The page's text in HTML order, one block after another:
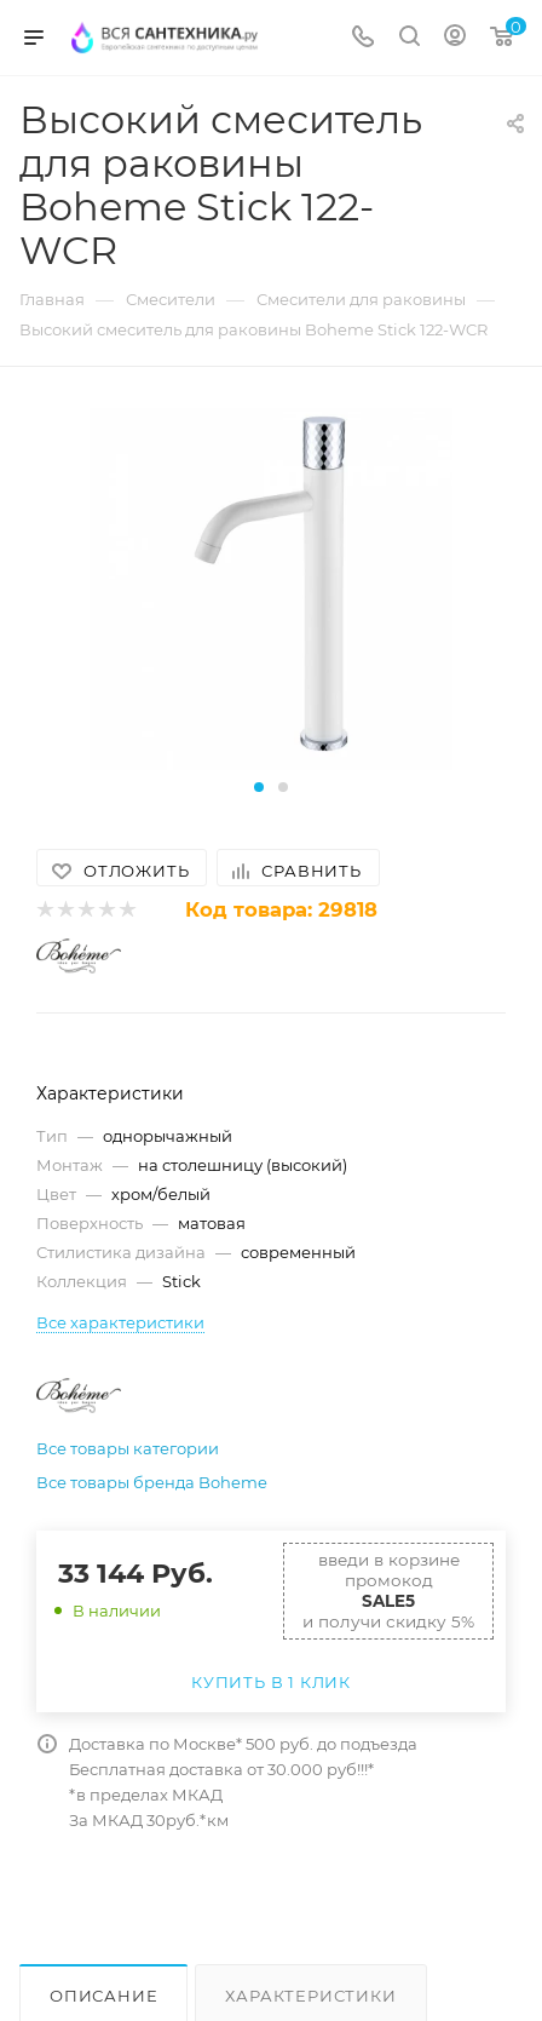
0
Высокий смеситель
для раковины
Boheme Stick 122-
WCR
Главная — Смесители — Смесители для раковины —
Высокий смеситель для раковины Boheme Stick 122-WCR
ОТЛОЖИТЬ СРАВНИТЬ
Код товара: 29818
Характеристики
Тип — однорычажный
Монтаж — на столешницу (высокий)
Цвет — хром/белый
Поверхность — матовая
Стилистика дизайна — современный
Коллекция — Stick
Все характеристики
Все товары категории
Все товары бренда Boheme
33 144 Руб.
В наличии
введи в корзине
промокод
SALE5
и получи скидку 5%
КУПИТЬ В 1 КЛИК
Доставка по Москве* 500 руб. до подъезда
Бесплатная доставка от 30.000 руб!!!*
*в пределах МКАД
За МКАД 30руб.*км
ОПИСАНИЕ ХАРАКТЕРИСТИКИ